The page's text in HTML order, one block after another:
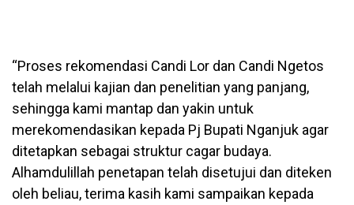
“Proses rekomendasi Candi Lor dan Candi Ngetos
telah melalui kajian dan penelitian yang panjang,
sehingga kami mantap dan yakin untuk
merekomendasikan kepada Pj Bupati Nganjuk agar
ditetapkan sebagai struktur cagar budaya.
Alhamdulillah penetapan telah disetujui dan diteken
oleh beliau, terima kasih kami sampaikan kepada